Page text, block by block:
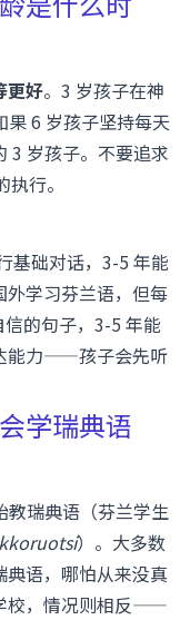
更好。3 岁孩子在神
6 岁孩子坚持每天
3 岁孩子。不要追求
行。
基础对话，3-5 年能
学习芬兰语，但每
的句子，3-5 年能
能力——孩子会先听
学瑞典语
教瑞典语（芬兰学生
）。大多数
语，哪怕从来没真
校，情况则相反——